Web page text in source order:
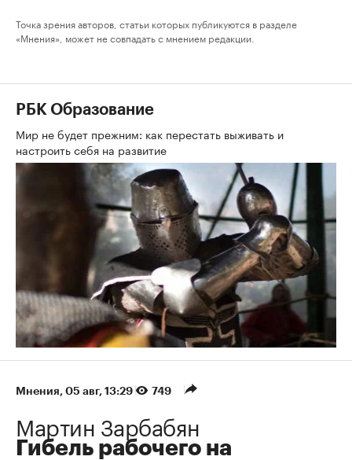
Точка зрения авторов, статьи которых публикуются в разделе
«Мнения», может не совпадать с мнением редакции.
РБК Образование
Мир не будет прежним: как перестать выживать и
настроить себя на развитие
Мнения⁠, 05 авг, 13:29 749
Мартин Зарбабян
Гибель рабочего на